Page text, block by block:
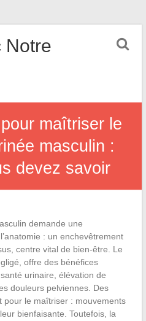
Notre
maîtriser le
masculin :
devez savoir
demande une
: un enchevêtrement
centre vital de bien-être. Le
offre des bénéfices
urinaire, élévation de
douleurs pelviennes. Des
pour le maîtriser : mouvements
bienfaisante. Toutefois, la